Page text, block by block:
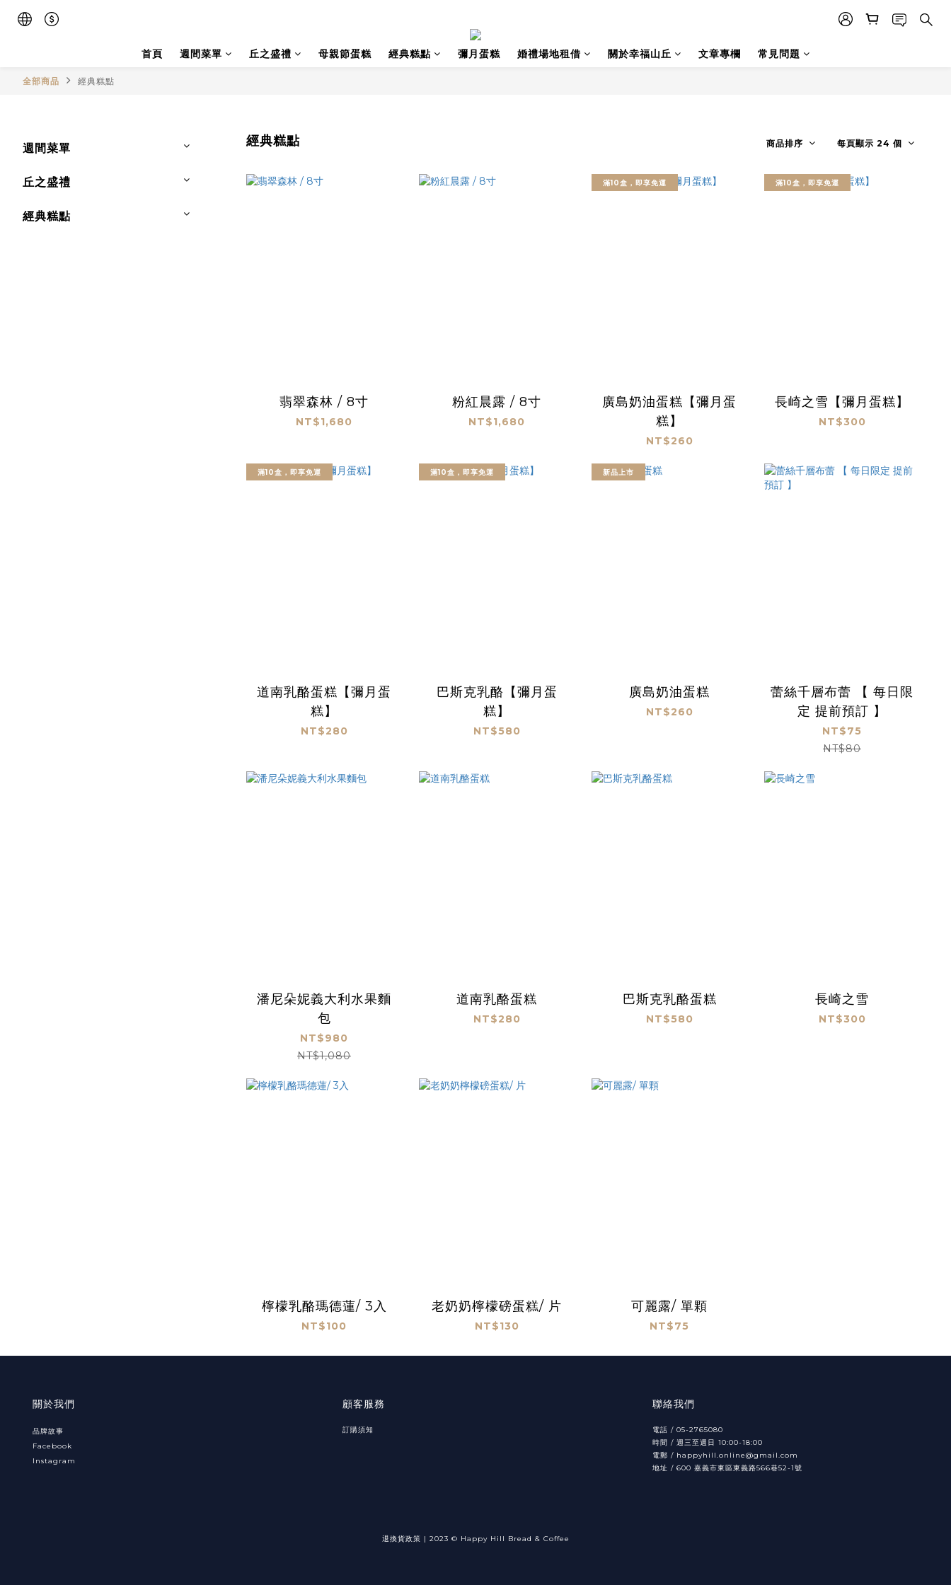
首頁 週間菜單 丘之盛禮 母親節蛋糕 經典糕點 彌月蛋糕 婚禮場地租借 關於幸福山丘 文章專欄 常見問題
全部商品 經典糕點
週間菜單
丘之盛禮
經典糕點
經典糕點 商品排序 每頁顯示 24 個
翡翠森林 / 8寸
NT$1,680
粉紅晨露 / 8寸
NT$1,680
滿10盒，即享免運
廣島奶油蛋糕【彌月蛋
糕】
NT$260
滿10盒，即享免運
長崎之雪【彌月蛋糕】
NT$300
滿10盒，即享免運
道南乳酪蛋糕【彌月蛋
糕】
NT$280
滿10盒，即享免運
巴斯克乳酪【彌月蛋
糕】
NT$580
新品上市
廣島奶油蛋糕
NT$260
蕾絲千層布蕾 【 每日限
定 提前預訂 】
NT$75
NT$80
潘尼朵妮義大利水果麵
包
NT$980
NT$1,080
道南乳酪蛋糕
NT$280
巴斯克乳酪蛋糕
NT$580
長崎之雪
NT$300
檸檬乳酪瑪德蓮/ 3入
NT$100
老奶奶檸檬磅蛋糕/ 片
NT$130
可麗露/ 單顆
NT$75
關於我們
品牌故事
Facebook
Instagram
顧客服務
訂購須知
聯絡我們
電話 / 05-2765080
時間 / 週三至週日 10:00-18:00
電郵 / happyhill.online@gmail.com
地址 / 600 嘉義市東區東義路566巷52-1號
退換貨政策 | 2023 © Happy Hill Bread & Coffee